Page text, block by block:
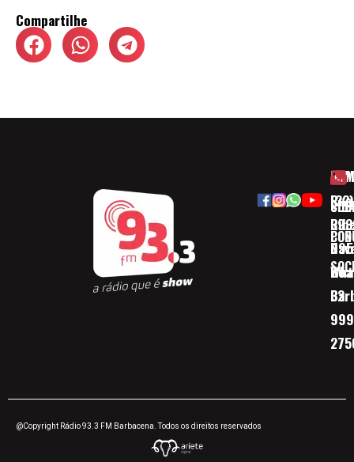
Compartilhe
(32)
32
@Copyright Rádio 93.3 FM Barbacena. Todos os direitos reservados